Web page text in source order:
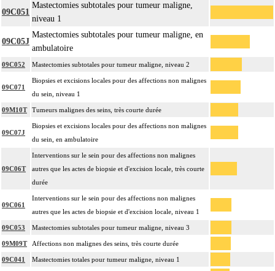
09C051
Mastectomies subtotales pour tumeur maligne,
niveau 1
09C05J
Mastectomies subtotales pour tumeur maligne, en
ambulatoire
09C052 Mastectomies subtotales pour tumeur maligne, niveau 2
09C071
Biopsies et excisions locales pour des affections non malignes
du sein, niveau 1
09M10T Tumeurs malignes des seins, très courte durée
09C07J
Biopsies et excisions locales pour des affections non malignes
du sein, en ambulatoire
09C06T
Interventions sur le sein pour des affections non malignes
autres que les actes de biopsie et d'excision locale, très courte
durée
09C061
Interventions sur le sein pour des affections non malignes
autres que les actes de biopsie et d'excision locale, niveau 1
09C053 Mastectomies subtotales pour tumeur maligne, niveau 3
09M09T Affections non malignes des seins, très courte durée
09C041 Mastectomies totales pour tumeur maligne, niveau 1